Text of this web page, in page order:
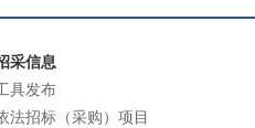
采信息
具发布
法招标（采购）项目